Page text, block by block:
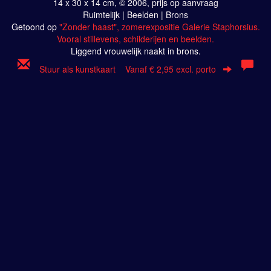
14 x 30 x 14 cm, © 2006, prijs op aanvraag
Ruimtelijk | Beelden | Brons
Getoond op "Zonder haast", zomerexpositie Galerie Staphorsius.
Vooral stillevens, schilderijen en beelden.
Liggend vrouwelijk naakt in brons.
Stuur als kunstkaart Vanaf € 2,95 excl. porto